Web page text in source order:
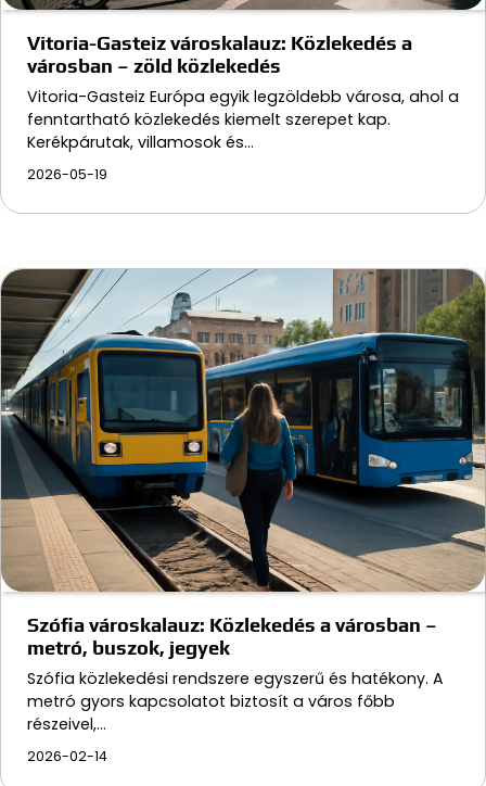
Vitoria-Gasteiz városkalauz: Közlekedés a
városban – zöld közlekedés
Vitoria-Gasteiz Európa egyik legzöldebb városa, ahol a
fenntartható közlekedés kiemelt szerepet kap.
Kerékpárutak, villamosok és…
2026-05-19
Szófia városkalauz: Közlekedés a városban –
metró, buszok, jegyek
Szófia közlekedési rendszere egyszerű és hatékony. A
metró gyors kapcsolatot biztosít a város főbb
részeivel,…
2026-02-14